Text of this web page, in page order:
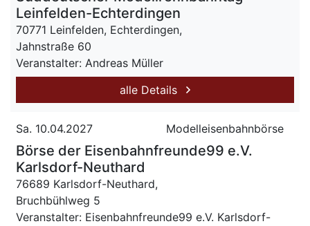
Leinfelden-Echterdingen
70771 Leinfelden, Echterdingen,
Jahnstraße 60
Veranstalter: Andreas Müller
alle Details
Sa. 10.04.2027 Modelleisenbahnbörse
Börse der Eisenbahnfreunde99 e.V.
Karlsdorf-Neuthard
76689 Karlsdorf-Neuthard,
Bruchbühlweg 5
Veranstalter: Eisenbahnfreunde99 e.V. Karlsdorf-